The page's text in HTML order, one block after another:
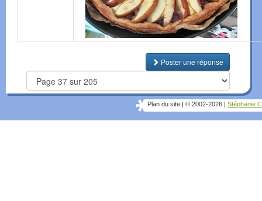
Poster une réponse
Plan du site © 2002-2026 Stéphanie C